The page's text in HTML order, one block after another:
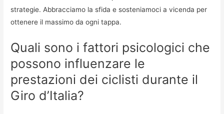
strategie. Abbracciamo la sfida e sosteniamoci a vicenda per
ottenere il massimo da ogni tappa.
Quali sono i fattori psicologici che
possono influenzare le
prestazioni dei ciclisti durante il
Giro d’Italia?